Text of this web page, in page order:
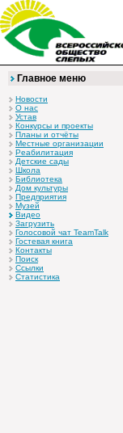
Главное меню
Новости
О нас
Устав
Конкурсы и проекты
Планы и отчёты
Местные организации
Реабилитация
Детские сады
Школа
Библиотека
Дом культуры
Предприятия
Музей
Видео
Загрузить
Голосовой чат TeamTalk
Гостевая книга
Контакты
Поиск
Ссылки
Статистика